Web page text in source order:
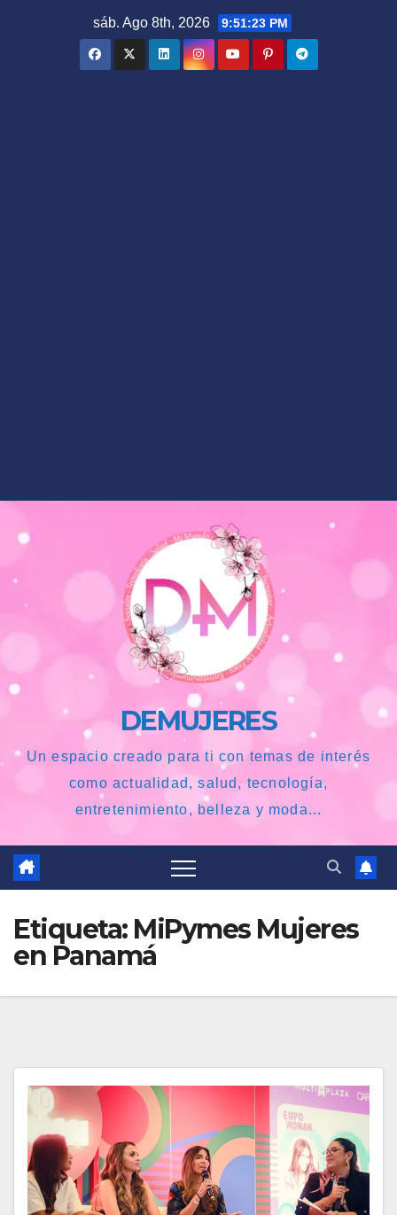
sáb. Ago 8th, 2026 9:51:24 PM
DEMUJERES
Un espacio creado para ti con temas de interés
como actualidad, salud, tecnología,
entretenimiento, belleza y moda...
Etiqueta: MiPymes Mujeres
en Panamá